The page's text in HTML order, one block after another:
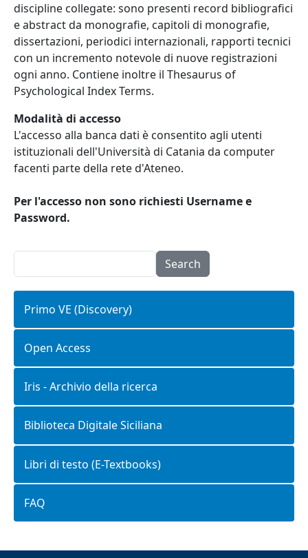
Primo VE (Discovery)
Open Access
Iris - Archivio della ricerca
Biblioteca Digitale Siciliana
Libri di testo (E-Textbooks)
FAQ
discipline collegate: sono presenti record bibliografici
e abstract da monografie, capitoli di monografie,
dissertazioni, periodici internazionali, rapporti tecnici
con un incremento notevole di nuove registrazioni
ogni anno. Contiene inoltre il Thesaurus of
Psychological Index Terms.
Modalità di accesso
L'accesso alla banca dati è consentito agli utenti
istituzionali dell'Università di Catania da computer
facenti parte della rete d'Ateneo.
Per l'accesso non sono richiesti Username e
Password.